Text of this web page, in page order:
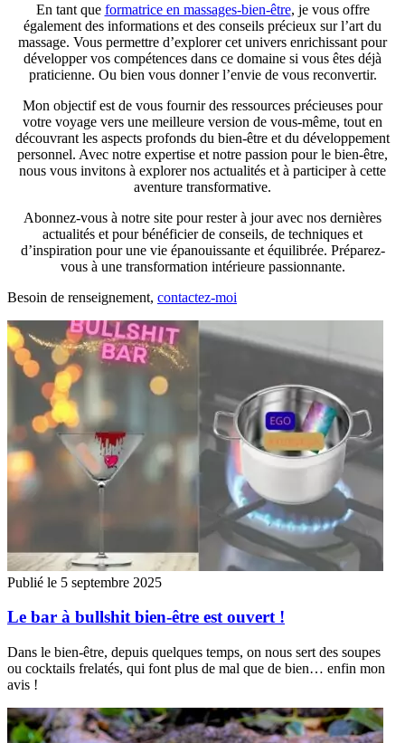
En tant que formatrice en massages-bien-être, je vous offre
également des informations et des conseils précieux sur l’art du
massage. Vous permettre d’explorer cet univers enrichissant pour
développer vos compétences dans ce domaine si vous êtes déjà
praticienne. Ou bien vous donner l’envie de vous reconvertir.
Mon objectif est de vous fournir des ressources précieuses pour
votre voyage vers une meilleure version de vous-même, tout en
découvrant les aspects profonds du bien-être et du développement
personnel. Avec notre expertise et notre passion pour le bien-être,
nous vous invitons à explorer nos actualités et à participer à cette
aventure transformative.
Abonnez-vous à notre site pour rester à jour avec nos dernières
actualités et pour bénéficier de conseils, de techniques et
d’inspiration pour une vie épanouissante et équilibrée. Préparez-
vous à une transformation intérieure passionnante.
Besoin de renseignement, contactez-moi
Publié le 5 septembre 2025
Le bar à bullshit bien-être est ouvert !
Dans le bien-être, depuis quelques temps, on nous sert des soupes
ou cocktails frelatés, qui font plus de mal que de bien… enfin mon
avis !